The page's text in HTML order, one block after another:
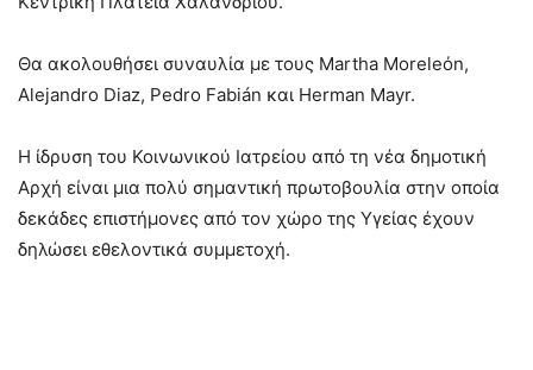
Θα ακολουθήσει συναυλία με τους Martha Moreleόn,
Αlejandro Diaz, Pedro Fabián και Herman Mayr.
Η ίδρυση του Κοινωνικού Ιατρείου από τη νέα δημοτική
Αρχή είναι μια πολύ σημαντική πρωτοβουλία στην οποία
δεκάδες επιστήμονες από τον χώρο της Υγείας έχουν
δηλώσει εθελοντικά συμμετοχή.